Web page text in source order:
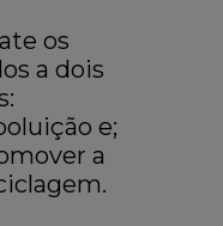
os
a dois
e;
a